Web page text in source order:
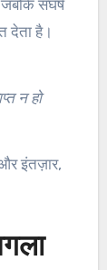
संघर्ष
देता है।
न हो
इंतज़ार,